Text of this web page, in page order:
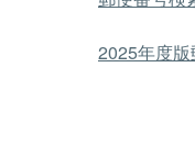
2025年度